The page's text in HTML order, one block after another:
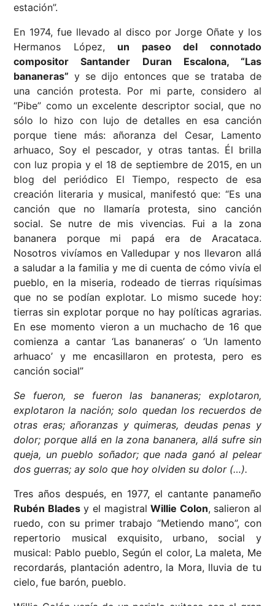
estación”.
En 1974, fue llevado al disco por Jorge Oñate y los
Hermanos López, un paseo del connotado
compositor Santander Duran Escalona, “Las
bananeras” y se dijo entonces que se trataba de
una canción protesta. Por mi parte, considero al
“Pibe” como un excelente descriptor social, que no
sólo lo hizo con lujo de detalles en esa canción
porque tiene más: añoranza del Cesar, Lamento
arhuaco, Soy el pescador, y otras tantas. Él brilla
con luz propia y el 18 de septiembre de 2015, en un
blog del periódico El Tiempo, respecto de esa
creación literaria y musical, manifestó que: “Es una
canción que no llamaría protesta, sino canción
social. Se nutre de mis vivencias. Fui a la zona
bananera porque mi papá era de Aracataca.
Nosotros vivíamos en Valledupar y nos llevaron allá
a saludar a la familia y me di cuenta de cómo vivía el
pueblo, en la miseria, rodeado de tierras riquísimas
que no se podían explotar. Lo mismo sucede hoy:
tierras sin explotar porque no hay políticas agrarias.
En ese momento vieron a un muchacho de 16 que
comienza a cantar ‘Las bananeras’ o ‘Un lamento
arhuaco’ y me encasillaron en protesta, pero es
canción social”
Se fueron, se fueron las bananeras; explotaron,
explotaron la nación; solo quedan los recuerdos de
otras eras; añoranzas y quimeras, deudas penas y
dolor; porque allá en la zona bananera, allá sufre sin
queja, un pueblo soñador; que nada ganó al pelear
dos guerras; ay solo que hoy olviden su dolor (…).
Tres años después, en 1977, el cantante panameño
Rubén Bladesy el magistralWillie Colon, salieron al
ruedo, con su primer trabajo “Metiendo mano”, con
repertorio musical exquisito, urbano, social y
musical: Pablo pueblo, Según el color, La maleta, Me
recordarás, plantación adentro, la Mora, lluvia de tu
cielo, fue barón, pueblo.